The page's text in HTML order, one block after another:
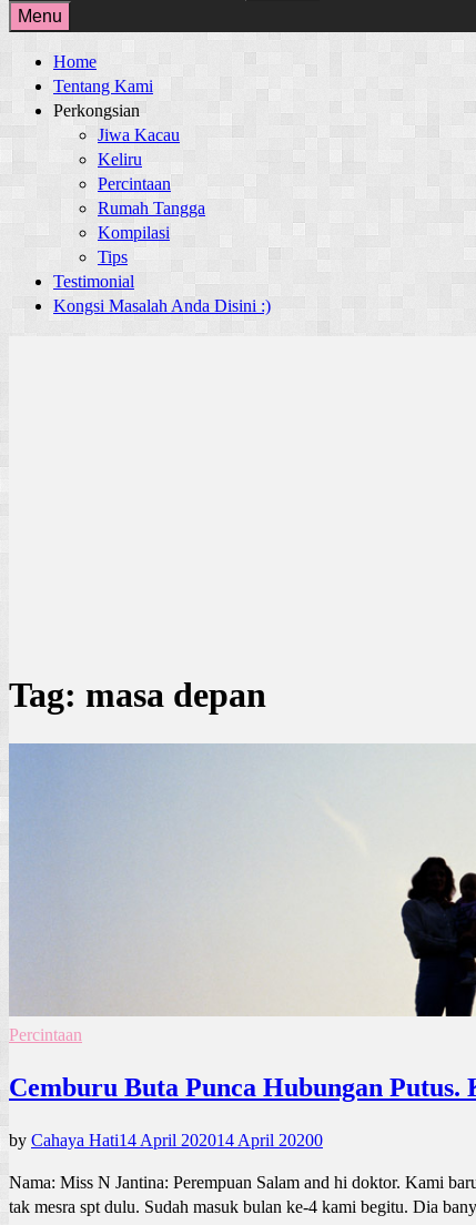
for:
Menu
Home
Tentang Kami
Perkongsian
Jiwa Kacau
Keliru
Percintaan
Rumah Tangga
Kompilasi
Tips
Testimonial
Kongsi Masalah Anda Disini :)
Tag: masa depan
Percintaan
Cemburu Buta Punca Hubungan
by Cahaya Hati14 April 202014 April 20200
Nama: Miss N Jantina: Perempuan Salam and hi doktor. Kami
tak mesra spt dulu. Sudah masuk bulan ke-4 kami begitu. Dia